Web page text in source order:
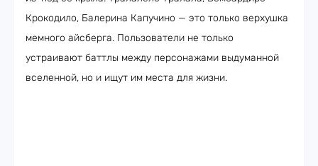
Крокодило, Балерина Капучино — это только верхушка
мемного айсберга. Пользователи не только
устраивают баттлы между персонажами выдуманной
вселенной, но и ищут им места для жизни.